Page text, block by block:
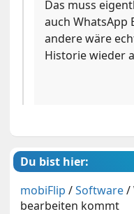
Das muss
auch WhatsApp
andere wäre
Historie wieder
Du bist hier:
mobiFlip /Software/
bearbeiten kommt